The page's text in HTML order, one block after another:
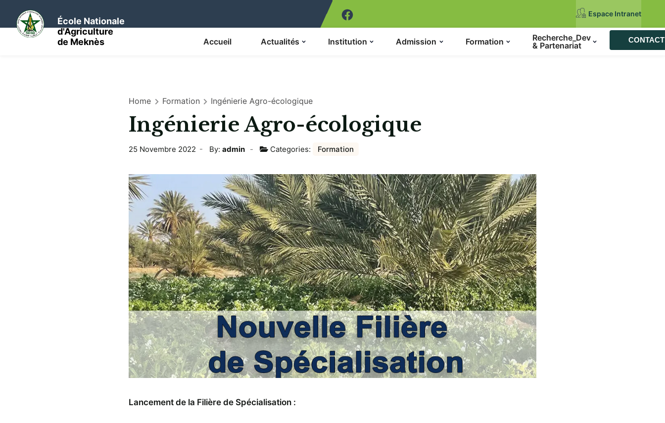
Espace Intranet
École Nationale
d'Agriculture
de Meknès
Accueil Actualités Institution Admission Formation
Recherche_Dev
& Partenariat
CONTACT
Home Formation Ingénierie Agro-écologique
Ingénierie Agro-écologique
25 Novembre 2022 By:admin Categories: Formation
Lancement de la Filière de Spécialisation :